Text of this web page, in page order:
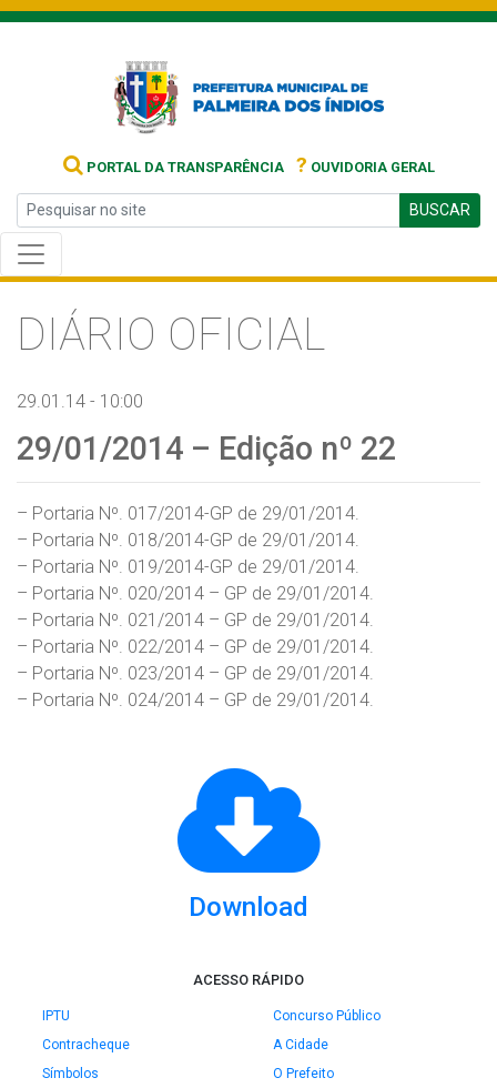
PORTAL DA TRANSPARÊNCIA ? OUVIDORIA GERAL
BUSCAR
DIÁRIO OFICIAL
29.01.14 - 10:00
29/01/2014 – Edição nº 22
– Portaria Nº. 017/2014-GP de 29/01/2014.
– Portaria Nº. 018/2014-GP de 29/01/2014.
– Portaria Nº. 019/2014-GP de 29/01/2014.
– Portaria Nº. 020/2014 – GP de 29/01/2014.
– Portaria Nº. 021/2014 – GP de 29/01/2014.
– Portaria Nº. 022/2014 – GP de 29/01/2014.
– Portaria Nº. 023/2014 – GP de 29/01/2014.
– Portaria Nº. 024/2014 – GP de 29/01/2014.
Download
ACESSO RÁPIDO
IPTU
Concurso Público
Contracheque
A Cidade
Símbolos
O Prefeito